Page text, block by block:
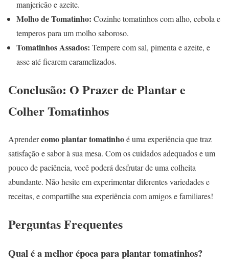
manjericão e azeite.
Molho de Tomatinho: Cozinhe tomatinhos com alho, cebola e
temperos para um molho saboroso.
Tomatinhos Assados: Tempere com sal, pimenta e azeite, e
asse até ficarem caramelizados.
Conclusão: O Prazer de Plantar e
Colher Tomatinhos
Aprendercomo plantar tomatinhoé uma experiência que traz
satisfação e sabor à sua mesa. Com os cuidados adequados e um
pouco de paciência, você poderá desfrutar de uma colheita
abundante. Não hesite em experimentar diferentes variedades e
receitas, e compartilhe sua experiência com amigos e familiares!
Perguntas Frequentes
Qual é a melhor época para plantar tomatinhos?